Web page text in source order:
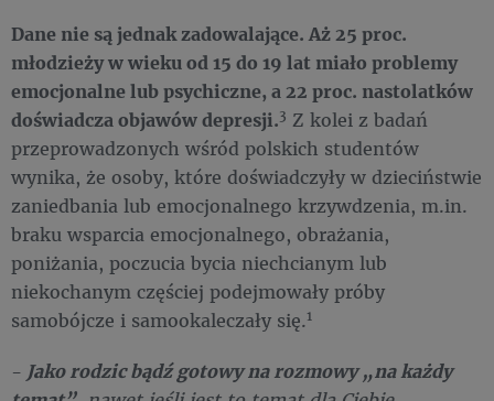
Dane nie są jednak zadowalające. Aż 25 proc.
młodzieży w wieku od 15 do 19 lat miało problemy
emocjonalne lub psychiczne, a 22 proc. nastolatków
doświadcza objawów depresji.3 Z kolei z badań
przeprowadzonych wśród polskich studentów
wynika, że osoby, które doświadczyły w dzieciństwie
zaniedbania lub emocjonalnego krzywdzenia, m.in.
braku wsparcia emocjonalnego, obrażania,
poniżania, poczucia bycia niechcianym lub
niekochanym częściej podejmowały próby
samobójcze i samookaleczały się.1
- Jako rodzic bądź gotowy na rozmowy „na każdy